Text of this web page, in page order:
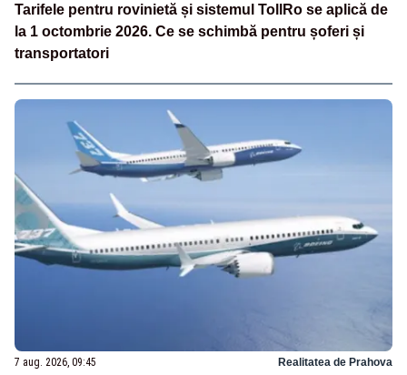
Tarifele pentru rovinietă și sistemul TollRo se aplică de
la 1 octombrie 2026. Ce se schimbă pentru șoferi și
transportatori
7 aug. 2026, 09:45 Realitatea de Prahova